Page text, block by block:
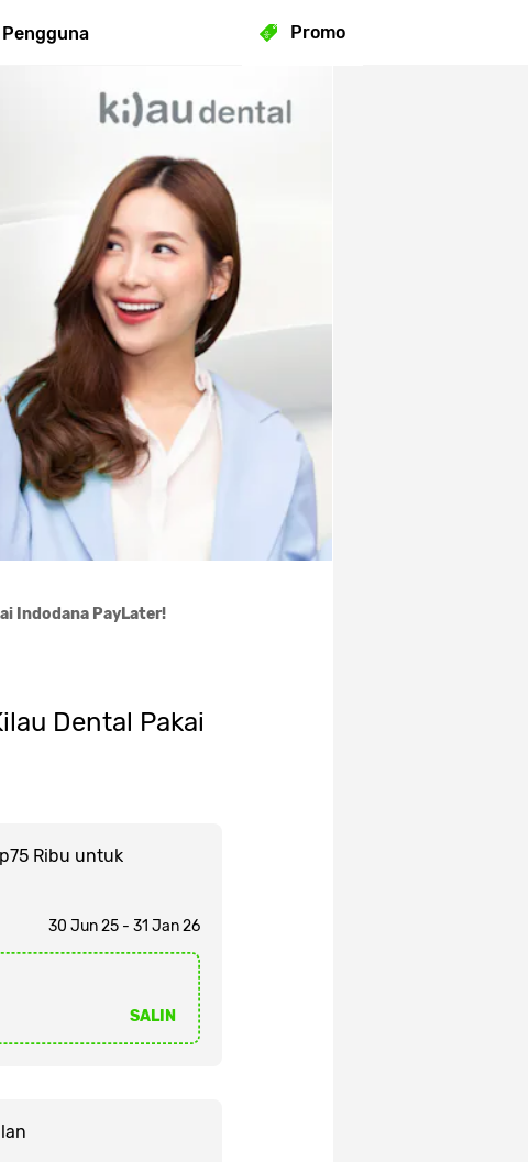
Promo
Indodana PayLater!
Dental Pakai
Ribu untuk
30 Jun 25 - 31 Jan 26
SALIN